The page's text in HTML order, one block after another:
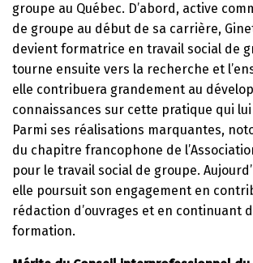
groupe au Québec. D’abord, active
de groupe au début de sa carrière,
devient formatrice en travail social de
tourne ensuite vers la recherche et
elle contribuera grandement au
connaissances sur cette pratique qui
Parmi ses réalisations marquantes,
du chapitre francophone de
pour le travail social de groupe.
elle poursuit son engagement en
rédaction d’ouvrages et en continuant
formation.